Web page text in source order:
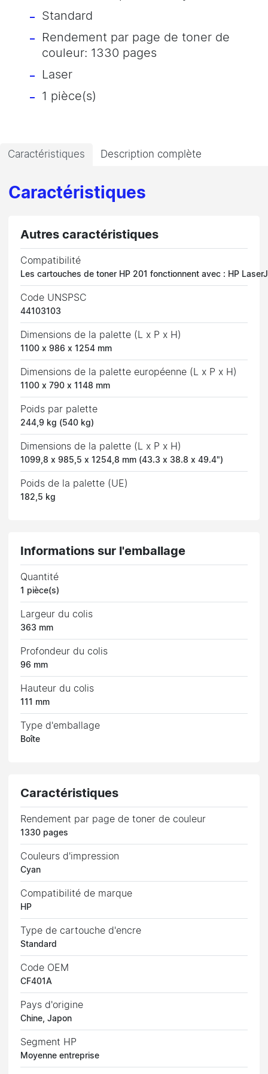
Standard
Rendement par page de toner de
couleur: 1330 pages
Laser
1 pièce(s)
Caractéristiques Description complète
Caractéristiques
Autres caractéristiques
Compatibilité
Les cartouches de toner HP 201 fonctionnent avec : HP
Code UNSPSC
44103103
Dimensions de la palette (L x P x H)
1100 x 986 x 1254 mm
Dimensions de la palette européenne (L x P x H)
1100 x 790 x 1148 mm
Poids par palette
244,9 kg (540 kg)
Dimensions de la palette (L x P x H)
1099,8 x 985,5 x 1254,8 mm (43.3 x 38.8 x 49.4")
Poids de la palette (UE)
182,5 kg
Informations sur l'emballage
Quantité
1 pièce(s)
Largeur du colis
363 mm
Profondeur du colis
96 mm
Hauteur du colis
111 mm
Type d'emballage
Boîte
Caractéristiques
Rendement par page de toner de couleur
1330 pages
Couleurs d'impression
Cyan
Compatibilité de marque
HP
Type de cartouche d'encre
Standard
Code OEM
CF401A
Pays d'origine
Chine, Japon
Segment HP
Moyenne entreprise